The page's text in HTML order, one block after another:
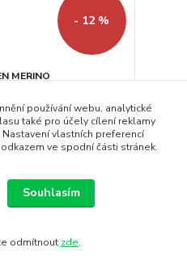
- 12 %
MERINO
Skladem
používání webu, analytické
také pro účely cílení reklamy
vlastních preferencí
ve spodní části stránek.
Souhlasím
odmítnout zde.